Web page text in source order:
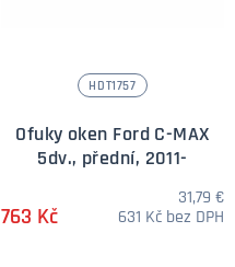
HDT1757
Ofuky oken Ford C-MAX
5dv., přední, 2011-
763 Kč
31,79 €
631 Kč bez DPH